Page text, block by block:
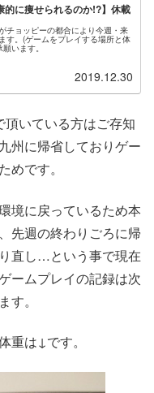
的に痩せられるのか!?】休載
チョッピーの都合により今週・来
す。(ゲームをプレイする場所と体
います。
2019.12.30
頂いている方はご存知
州に帰省しておりゲー
めです。
境に戻っているため本
先週の終わりごろに帰
直し…という事で現在
ームプレイの記録は次
。
重は↓です。